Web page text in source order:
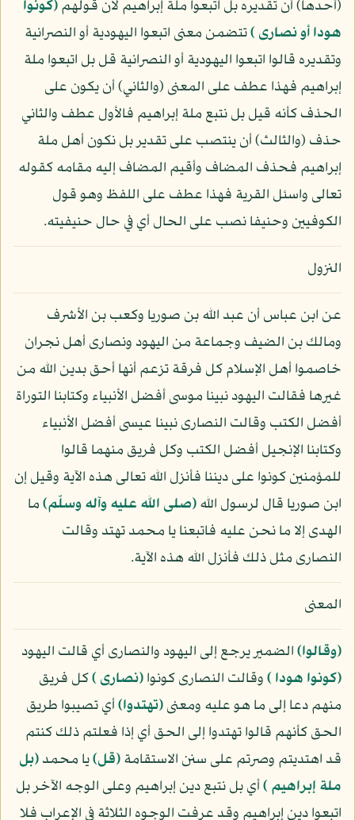
(أحدها) أن تقديره بل اتبعوا ملة إبراهيم لأن قولهم﴿كونوا
هودا أو نصارى ﴾تتضمن معنى اتبعوا اليهودية أو النصرانية
وتقديره قالوا اتبعوا اليهودية أو النصرانية قل بل اتبعوا ملة
إبراهيم فهذا عطف على المعنى (والثاني) أن يكون على
الحذف كأنه قيل بل نتبع ملة إبراهيم فالأول عطف والثاني
حذف (والثالث) أن ينتصب على تقدير بل نكون أهل ملة
إبراهيم فحذف المضاف وأقيم المضاف إليه مقامه كقوله
تعالى واسئل القرية فهذا عطف على اللفظ وهو قول
الكوفيين وحنيفا نصب على الحال أي في حال حنيفيته.
النزول
عن ابن عباس أن عبد الله بن صوريا وكعب بن الأشرف
ومالك بن الضيف وجماعة من اليهود ونصارى أهل نجران
خاصموا أهل الإسلام كل فرقة تزعم أنها أحق بدين الله من
غيرها فقالت اليهود نبينا موسى أفضل الأنبياء وكتابنا التوراة
أفضل الكتب وقالت النصارى نبينا عيسى أفضل الأنبياء
وكتابنا الإنجيل أفضل الكتب وكل فريق منهما قالوا
للمؤمنين كونوا على ديننا فأنزل الله تعالى هذه الآية وقيل إن
ابن صوريا قال لرسول الله(صلى الله عليه وآله وسلّم)ما
الهدى إلا ما نحن عليه فاتبعنا يا محمد تهتد وقالت
النصارى مثل ذلك فأنزل الله هذه الآية.
المعنى
﴿وقالوا﴾الضمير يرجع إلى اليهود والنصارى أي قالت اليهود
﴿كونوا هودا ﴾وقالت النصارى كونوا﴿نصارى ﴾كل فريق
منهم دعا إلى ما هو عليه ومعنى﴿تهتدوا﴾أي تصيبوا طريق
الحق كأنهم قالوا تهتدوا إلى الحق أي إذا فعلتم ذلك كنتم
قد اهتديتم وصرتم على سنن الاستقامة﴿قل﴾يا محمد﴿بل
ملة إبراهيم ﴾أي بل نتبع دين إبراهيم وعلى الوجه الآخر بل
اتبعوا دين إبراهيم وقد عرفت الوجوه الثلاثة في الإعراب فلا